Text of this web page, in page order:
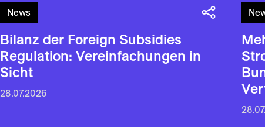
News
Bilanz der Foreign Subsidies
Regulation: Vereinfachungen in
Sicht
28.07.2026